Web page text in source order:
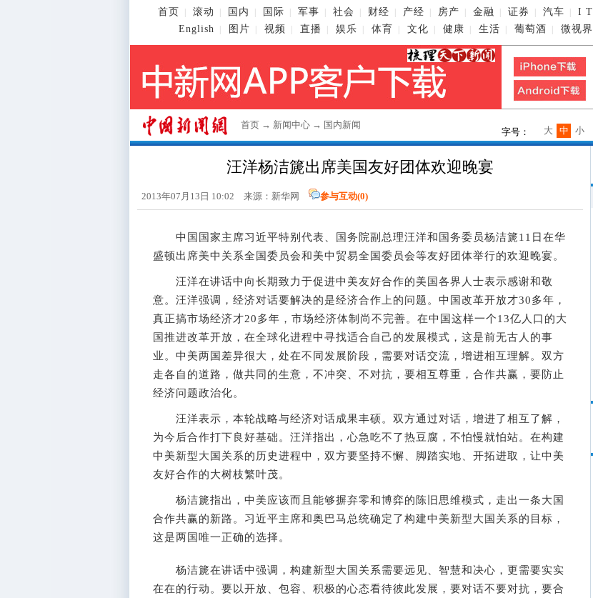
首页 滚动 国内 国际 军事 社会 财经 产经 房产 金融 证券 汽车 I T
English
图片 视频 直播 娱乐 体育 文化 健康 生活 葡萄酒 微视界
首页 → 新闻中心 → 国内新闻
字号： 小
中
大
汪洋杨洁篪出席美国友好团体欢迎晚宴
2013年07月13日 10:02 来源：新华网 参与互动(0)
中国国家主席习近平特别代表、国务院副总理汪洋和国务委员杨洁篪11日在华
盛顿出席美中关系全国委员会和美中贸易全国委员会等友好团体举行的欢迎晚宴。
汪洋在讲话中向长期致力于促进中美友好合作的美国各界人士表示感谢和敬
意。汪洋强调，经济对话要解决的是经济合作上的问题。中国改革开放才30多年，
真正搞市场经济才20多年，市场经济体制尚不完善。在中国这样一个13亿人口的大
国推进改革开放，在全球化进程中寻找适合自己的发展模式，这是前无古人的事
业。中美两国差异很大，处在不同发展阶段，需要对话交流，增进相互理解。双方
走各自的道路，做共同的生意，不冲突、不对抗，要相互尊重，合作共赢，要防止
经济问题政治化。
汪洋表示，本轮战略与经济对话成果丰硕。双方通过对话，增进了相互了解，
为今后合作打下良好基础。汪洋指出，心急吃不了热豆腐，不怕慢就怕站。在构建
中美新型大国关系的历史进程中，双方要坚持不懈、脚踏实地、开拓进取，让中美
友好合作的大树枝繁叶茂。
杨洁篪指出，中美应该而且能够摒弃零和博弈的陈旧思维模式，走出一条大国
合作共赢的新路。习近平主席和奥巴马总统确定了构建中美新型大国关系的目标，
这是两国唯一正确的选择。
杨洁篪在讲话中强调，构建新型大国关系需要远见、智慧和决心，更需要实实
在在的行动。要以开放、包容、积极的心态看待彼此发展，要对话不要对抗，要合